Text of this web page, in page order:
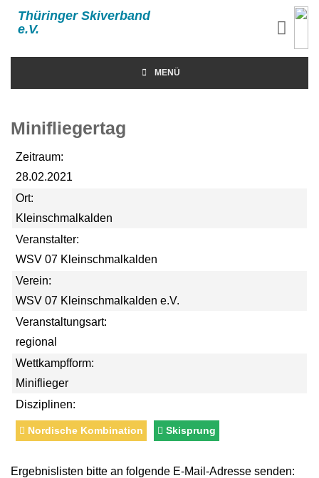
Thüringer Skiverband
e.V.
MENÜ
Minifliegertag
Zeitraum:
28.02.2021
Ort:
Kleinschmalkalden
Veranstalter:
WSV 07 Kleinschmalkalden
Verein:
WSV 07 Kleinschmalkalden e.V.
Veranstaltungsart:
regional
Wettkampfform:
Miniflieger
Disziplinen:
Nordische Kombination Skisprung
Ergebnislisten bitte an folgende E-Mail-Adresse senden: